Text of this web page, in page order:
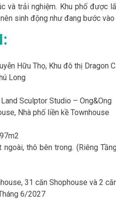
và trải nghiệm. Khu phố được
sinh động như đang bước
Hữu Thọ, Khu đô thị Dragon
Long
Land Sculptor Studio – Ong&Ong
Nhà phố liền kề Townhouse
ngoài, thô bên trong. (Riêng
31 căn Shophouse và 2
6/2027